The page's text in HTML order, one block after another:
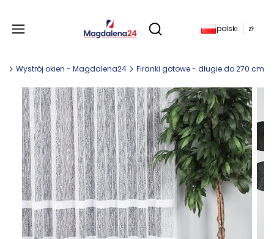
Otwórz wyszukiwarkę
Produkty w
polski zł
Wystrój okien - Magdalena24 Firanki gotowe - długie do 270 cm